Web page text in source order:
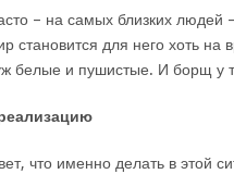
– на самых близких людей
становится для него хоть
белые и пушистые. И борщ у
что именно делать в этой